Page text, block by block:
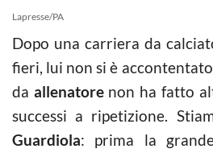
Lapresse/PA
Dopo una carriera da
fieri, lui non si è
da allenatorenon ha fatto
successi a ripetizione.
Guardiola: prima la